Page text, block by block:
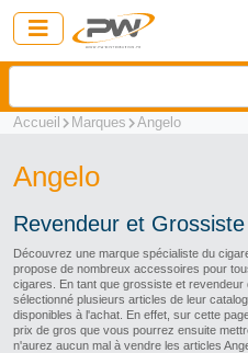
Accueil Marques Angelo
Angelo
Revendeur et
Découvrez une marque spécialiste du
propose de nombreux accessoires pour
cigares. En tant que grossiste et
sélectionné plusieurs articles de leur
disponibles à l'achat. En effet, sur cette
prix de gros que vous pourrez ensuite
n'aurez aucun mal à vendre les articles